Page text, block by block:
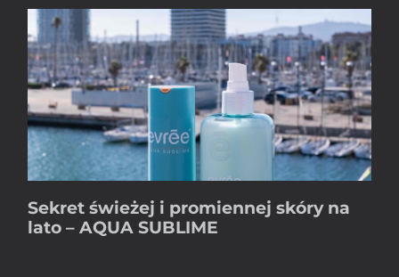
Sekret świeżej i promiennej skóry na
lato – AQUA SUBLIME